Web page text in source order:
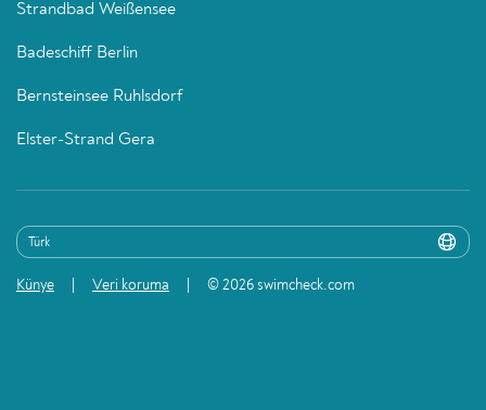
Strandbad Weißensee
Badeschiff Berlin
Bernsteinsee Ruhlsdorf
Elster-Strand Gera
Künye Veri koruma © 2026 swimcheck.com